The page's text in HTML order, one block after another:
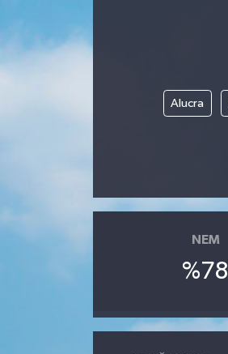
Alucra
NEM
%78